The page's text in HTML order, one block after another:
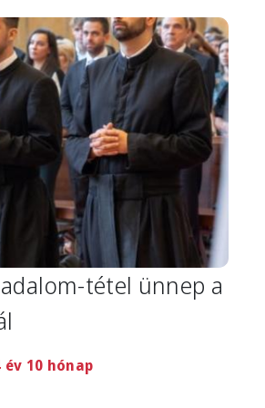
tétel ünnep a
év 10 hónap